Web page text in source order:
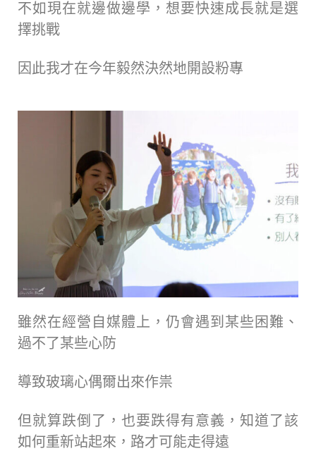
不如現在就邊做邊學，想要快速成長就是選
擇挑戰
因此我才在今年毅然決然地開設粉專
雖然在經營自媒體上，仍會遇到某些困難、
過不了某些心防
導致玻璃心偶爾出來作祟
但就算跌倒了，也要跌得有意義，知道了該
如何重新站起來，路才可能走得遠